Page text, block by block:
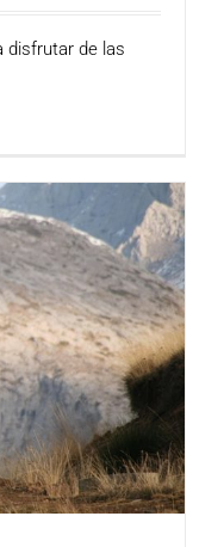
disfrutar de las